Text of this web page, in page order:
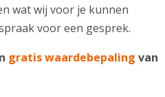
wat wij voor je kunnen
voor een gesprek.
gratis waardebepaling van